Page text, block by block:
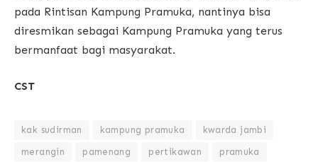
pada Rintisan Kampung Pramuka, nantinya bisa
diresmikan sebagai Kampung Pramuka yang terus
bermanfaat bagi masyarakat.
CST
kak sudirman kampung pramuka kwarda jambi
merangin pamenang pertikawan pramuka